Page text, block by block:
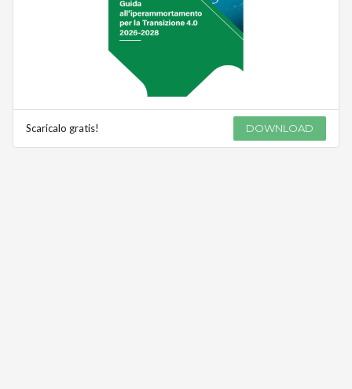
Scaricalo gratis! DOWNLOAD